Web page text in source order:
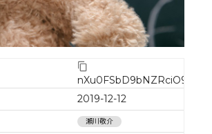
nXu0FSbD9bNZRciO903S
2019-12-12
瀬川敬介